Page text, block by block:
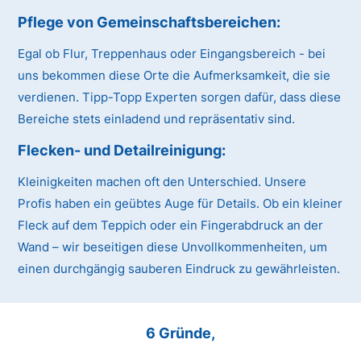
Pflege von Gemeinschaftsbereichen:
Egal ob Flur, Treppenhaus oder Eingangsbereich - bei
uns bekommen diese Orte die Aufmerksamkeit, die sie
verdienen. Tipp-Topp Experten sorgen dafür, dass diese
Bereiche stets einladend und repräsentativ sind.
Flecken- und Detailreinigung:
Kleinigkeiten machen oft den Unterschied. Unsere
Profis haben ein geübtes Auge für Details. Ob ein kleiner
Fleck auf dem Teppich oder ein Fingerabdruck an der
Wand – wir beseitigen diese Unvollkommenheiten, um
einen durchgängig sauberen Eindruck zu gewährleisten.
6 Gründe,